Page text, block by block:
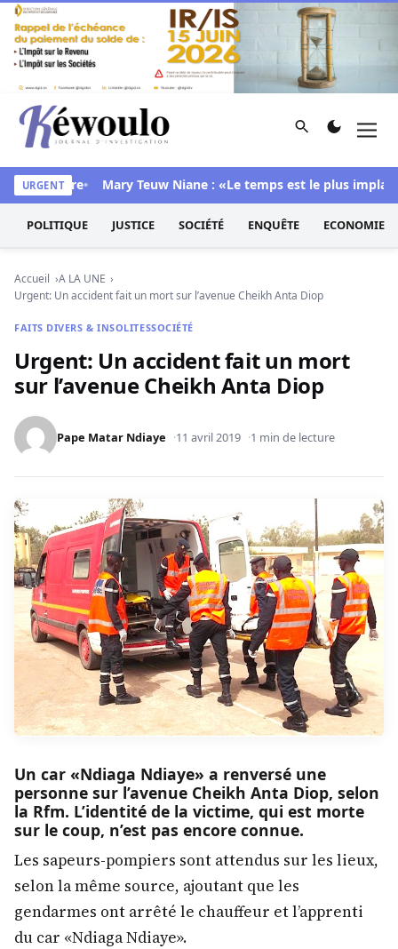
Aller au contenu
Kéwoulo, le premier site d'information et d'investigation
Rechercher
URGENT
chambre Mary Teuw Niane : «Le temps est le plus
POLITIQUE JUSTICE SOCIÉTÉ ENQUÊTE ECONOMIE
Accueil
A LA UNE
Urgent: Un accident fait un mort sur l’avenue Cheikh Anta Diop
FAITS DIVERS & INSOLITESSOCIÉTÉ
Urgent: Un accident fait un mort
sur l’avenue Cheikh Anta Diop
Pape Matar Ndiaye 11 avril 2019 1 min de lecture
Un car «Ndiaga Ndiaye» a renversé une
personne sur l’avenue Cheikh Anta Diop, selon
la Rfm. L’identité de la victime, qui est morte
sur le coup, n’est pas encore connue.
Les sapeurs-pompiers sont attendus sur les lieux,
selon la même source, ajoutant que les
gendarmes ont arrêté le chauffeur et l’apprenti
du car «Ndiaga Ndiaye».